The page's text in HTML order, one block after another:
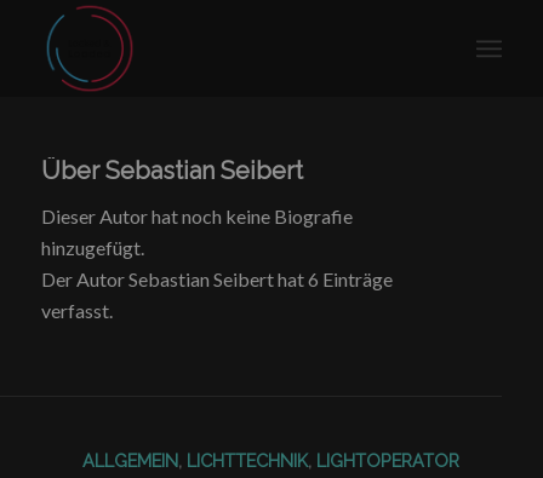
ÜberSebastian Seibert
Dieser Autor hat noch keine Biografie
hinzugefügt.
Der AutorSebastian Seiberthat 6 Einträge
verfasst.
ALLGEMEIN, LICHTTECHNIK, LIGHTOPERATOR